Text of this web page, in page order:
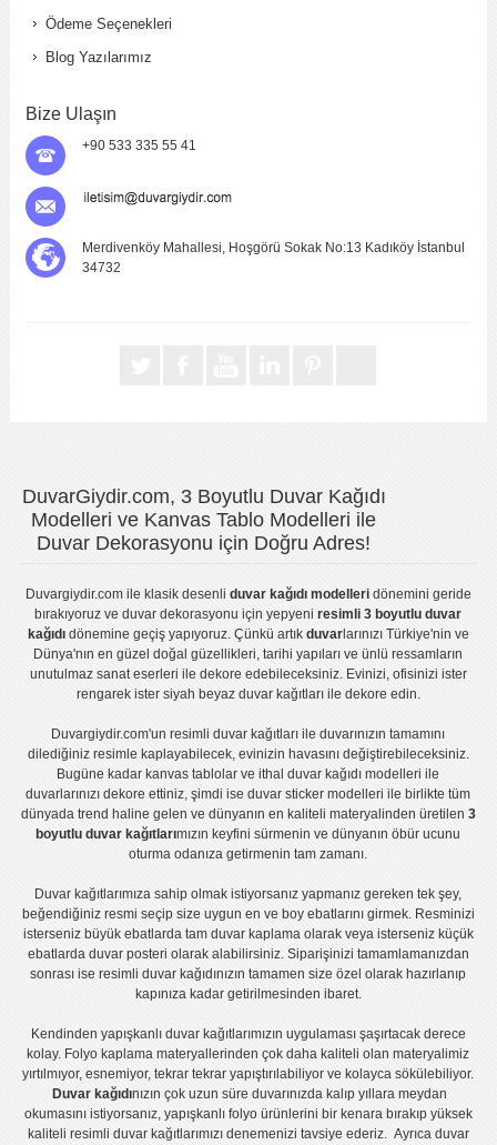
Ödeme Seçenekleri
Blog Yazılarımız
Bize Ulaşın
+90 533 335 55 41
Merdivenköy Mahallesi, Hoşgörü Sokak No:13 Kadıköy İstanbul
34732
DuvarGiydir.com, 3 Boyutlu Duvar Kağıdı
Modelleri ve Kanvas Tablo Modelleri ile
Duvar Dekorasyonu için Doğru Adres!
Duvargiydir.comile klasik desenli duvar kağıdı modelleridönemini geride
bırakıyoruz veduvar dekorasyonu için yepyeniresimli 3 boyutlu duvar
kağıdıdönemine geçiş yapıyoruz. Çünkü artık duvarlarınızı Türkiye'nin ve
Dünya'nın en güzel doğal güzellikleri, tarihi yapıları ve ünlü ressamların
unutulmaz sanat eserleri ile dekore edebileceksiniz. Evinizi, ofisinizi ister
rengarek ister siyah beyaz duvar kağıtlarıile dekore edin.
Duvargiydir.com'unresimli duvar kağıtları ile duvarınızın tamamını
dilediğiniz resimle kaplayabilecek, evinizin havasını değiştirebileceksiniz.
Bugüne kadar kanvas tablo lar veithal duvar kağıdı modelleri ile
duvarlarınızı dekore ettiniz, şimdi iseduvar sticker modelleri ile birlikte tüm
dünyada trend haline gelen ve dünyanın en kaliteli materyalinden üretilen 3
boyutlu duvar kağıtlarımızın keyfini sürmenin ve dünyanın öbür ucunu
oturma odanıza getirmenin tam zamanı.
Duvar kağıtlarımıza sahip olmak istiyorsanız yapmanız gereken tek şey,
beğendiğiniz resmi seçip size uygun en ve boy ebatlarını girmek. Resminizi
isterseniz büyük ebatlarda tam duvar kaplamaolarak veya isterseniz küçük
ebatlarda duvar posteri olarak alabilirsiniz. Siparişinizi tamamlamanızdan
sonrası iseresimli duvar kağıdınızın tamamen size özel olarak hazırlanıp
kapınıza kadar getirilmesinden ibaret.
Kendinden yapışkanlı duvar kağıtlarımızın uygulamasışaşırtacak derece
kolay. Folyo kaplama materyallerinden çok daha kaliteli olanmateryalimiz
yırtılmıyor, esnemiyor, tekrar tekrar yapıştırılabiliyor ve kolayca sökülebiliyor.
Duvar kağıdınızın çok uzun süre duvarınızda kalıp yıllara meydan
okumasını istiyorsanız, yapışkanlı folyoürünlerini bir kenara bırakıp yüksek
kaliteli resimli duvar kağıtlarımızı denemenizi tavsiye ederiz. Ayrıca duvar